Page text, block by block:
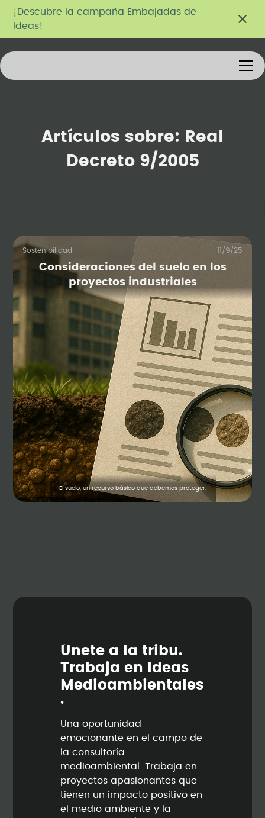
¡Descubre la campaña Embajadas de
Ideas!
Artículos sobre:
Real
Decreto 9/2005
Sostenibilidad 11/9/25
Consideraciones del suelo en los
proyectos industriales
El suelo, un recurso básico que debemos proteger.
Únete a la tribu.
Trabaja en Ideas
Medioambienta les
.
Una oportunidad
emocionante en el campo de
la consultoría
medioambiental. Trabaja en
proyectos apasionantes que
tienen un impacto positivo en
el medio ambiente y la